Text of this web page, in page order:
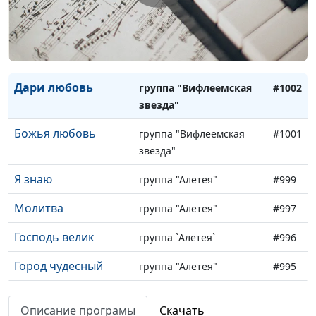
Господь, Ты - мой
покров
Владислав Кучерук #1004
Великий Бог Владислав Кучерук #1003
Дари любовь
группа "Вифлеемская
звезда"
#1002
Божья любовь
группа "Вифлеемская
звезда"
#1001
Я знаю группа "Алетея" #999
Молитва группа "Алетея" #997
Господь велик группа `Алетея` #996
Город чудесный группа "Алетея" #995
Голову склоняю группа "Алетея"
Описание програмы Скачать